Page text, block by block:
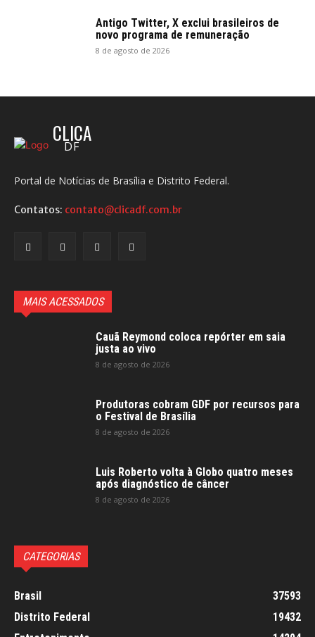
Antigo Twitter, X exclui brasileiros de
novo programa de remuneração
8 de agosto de 2026
CLICA
DF
Portal de Notícias de Brasília e Distrito Federal.
Contatos: contato@clicadf.com.br
MAIS ACESSADOS
Cauã Reymond coloca repórter em saia
justa ao vivo
8 de agosto de 2026
Produtoras cobram GDF por recursos para
o Festival de Brasília
8 de agosto de 2026
Luis Roberto volta à Globo quatro meses
após diagnóstico de câncer
8 de agosto de 2026
CATEGORIAS
Brasil
37593
Distrito Federal
19432